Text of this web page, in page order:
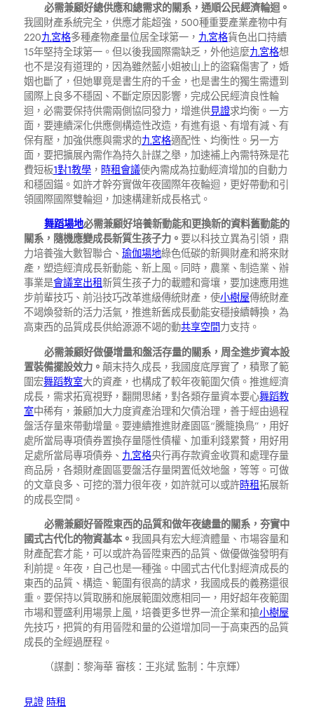
必需兼顧好總供應和總需求的關系，通順公民經濟輪迴。
我國財產系統完全，供應才能超強，500種重要產業產物中有
220九宮格多種產物產量位居全球第一， 九宮格貨色出口持續
15年堅持全球第一。但以後我國際需缺乏，外他這麼九宮格想
也不是沒有道理的，因為雖然藍小姐被山上的盜竊傷害了，婚
姻也斷了，但她畢竟是書生府的千金，也是書生的獨生需遭到
國際上良多不穩固、不斷定原因影響，完成公民經濟良性輪
迴，必需要保持供需兩側協同發力，增進供見證求均衡。一方
面，要連續深化供應側構造性改造，有進有退、有增有減、有
保有壓，加強供應與需求的九宮格適配性、均衡性。另一方
面，要把擴展內需作為持久計謀之舉，加速補上內需特殊是花
費短板1對1教學 ， 時租會議使內需成為拉動經濟增加的自動力
和穩固錨。如許才幹夯實做年夜國際年夜輪迴，更好帶動和引
領國際國際雙輪迴，加速構建新成長格式。
舞蹈場地必需兼顧好培養新動能和更換新的資料舊動能的
關系，隨機應變成長新質生孩子力。 要以科技立異為引領，鼎
力培養強大數智聯合、 瑜伽場地綠色低碳的新興財產和將來財
產，塑造經濟成長新動能、新上風。同時，農業、制造業、辦
事業是會議室出租新質生孩子力的載體和膏壤，要加速應用進
步前輩技巧、前沿技巧改革進級傳統財產，使小樹屋傳統財產
不竭煥發新的活力活氣，推進新舊成長動能安穩接續轉換，為
高東西的品質成長供給源源不竭的動共享空間力支持。
必需兼顧好做優增量和盤活存量的關系，周全進步資本設
置裝備擺設效力。 顛末持久成長，我國度底厚實了，積聚了範
圍宏舞蹈教室大的資產，也構成了較年夜範圍欠債。推進經濟
成長，需求拓寬視野，翻開思緒，對各類存量資本要心舞蹈教
室中稀有，兼顧加大力度資產治理和欠債治理，善于經由過程
盤活存量來帶動增量。要連續推進財產園區“騰籠換鳥”，用好
處所當局專項債券置換存量隱性債權、加重利錢累贅，用好用
足處所當局專項債券、 九宮格央行再存款資金收買和處理存量
商品房，各類財產園區要盤活存量閑置低效地盤，等等。可做
的文章良多、可挖的潛力很年夜，如許就可以或許時租拓展新
的成長空間。
必需兼顧好晉陞東西的品質和做年夜總量的關系，夯實中
國式古代化的物資基本。 我國具有宏大經濟體量、市場容量和
財產配套才能，可以或許為晉陞東西的品質、做優做強發明有
利前提。年夜，自己也是一種強。中國式古代化對經濟成長的
東西的品質、構造、範圍有很高的請求，我國成長的義務還很
重。要保持以質取勝和施展範圍效應相同一，用好超年夜範圍
市場和豐盛利用場景上風，培養更多世界一流企業和搶小樹屋
先技巧，把質的有用晉陞和量的公道增加同一于高東西的品質
成長的全經過歷程。
（謀劃：黎海華 審核：王兆斌 監制：牛京輝）
見證 時租